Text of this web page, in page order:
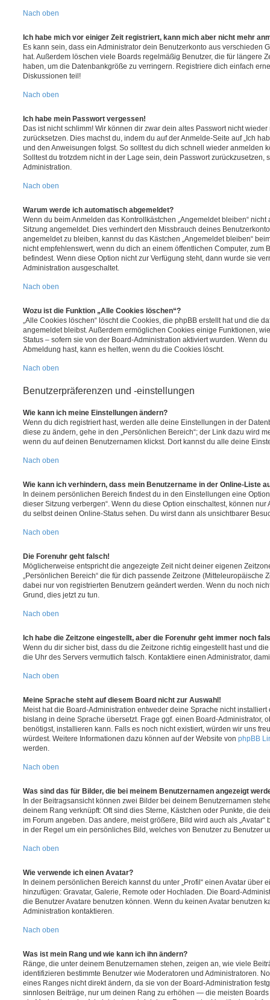
Nach oben
Ich habe mich vor einiger Zeit registriert, kann mich aber nicht mehr
Es kann sein, dass ein Administrator dein Benutzerkonto aus verschieden
hat. Außerdem löschen viele Boards regelmäßig Benutzer, die für längere
haben, um die Datenbankgröße zu verringern. Registriere dich einfach
Diskussionen teil!
Nach oben
Ich habe mein Passwort vergessen!
Das ist nicht schlimm! Wir können dir zwar dein altes Passwort nicht
zurücksetzen. Dies machst du, indem du auf der Anmelde-Seite auf „Ich
und den Anweisungen folgst. So solltest du dich schnell wieder anmelden
Solltest du trotzdem nicht in der Lage sein, dein Passwort zurückzusetzen,
Administration.
Nach oben
Warum werde ich automatisch abgemeldet?
Wenn du beim Anmelden das Kontrollkästchen „Angemeldet bleiben“
Sitzung angemeldet. Dies verhindert den Missbrauch deines
angemeldet zu bleiben, kannst du das Kästchen „Angemeldet bleiben“
nicht empfehlenswert, wenn du dich an einem öffentlichen Computer, zum
befindest. Wenn diese Option nicht zur Verfügung steht, dann wurde sie
Administration ausgeschaltet.
Nach oben
Wozu ist die Funktion „Alle Cookies löschen“?
„Alle Cookies löschen“ löscht die Cookies, die phpBB erstellt hat und die
angemeldet bleibst. Außerdem ermöglichen Cookies einige Funktionen,
Status – sofern sie von der Board-Administration aktiviert wurden. Wenn
Abmeldung hast, kann es helfen, wenn du die Cookies löscht.
Nach oben
Benutzerpräferenzen und -einstellungen
Wie kann ich meine Einstellungen ändern?
Wenn du dich registriert hast, werden alle deine Einstellungen in der
diese zu ändern, gehe in den „Persönlichen Bereich“; der Link dazu wird
wenn du auf deinen Benutzernamen klickst. Dort kannst du alle deine
Nach oben
Wie kann ich verhindern, dass mein Benutzername in der Online-Liste
In deinem persönlichen Bereich findest du in den Einstellungen eine
dieser Sitzung verbergen“. Wenn du diese Option einschaltest, können
du selbst deinen Online-Status sehen. Du wirst dann als unsichtbarer
Nach oben
Die Forenuhr geht falsch!
Möglicherweise entspricht die angezeigte Zeit nicht deiner eigenen
„Persönlichen Bereich“ die für dich passende Zeitzone (Mitteleuropäische
dabei nur von registrierten Benutzern geändert werden. Wenn du noch
Grund, dies jetzt zu tun.
Nach oben
Ich habe die Zeitzone eingestellt, aber die Forenuhr geht immer noch
Wenn du dir sicher bist, dass du die Zeitzone richtig eingestellt hast und
die Uhr des Servers vermutlich falsch. Kontaktiere einen Administrator,
Nach oben
Meine Sprache steht auf diesem Board nicht zur Auswahl!
Meist hat die Board-Administration entweder deine Sprache nicht
bislang in deine Sprache übersetzt. Frage ggf. einen Board-Administrator,
benötigst, installieren kann. Falls es noch nicht existiert, würden wir uns
würdest. Weitere Informationen dazu können auf der Website von phpBB
werden.
Nach oben
Was sind das für Bilder, die bei meinem Benutzernamen angezeigt
In der Beitragsansicht können zwei Bilder bei deinem Benutzernamen
deinem Rang verknüpft: Oft sind dies Sterne, Kästchen oder Punkte, die
im Forum angeben. Das andere, meist größere, Bild wird auch als
in der Regel um ein persönliches Bild, welches von Benutzer zu Benutzer
Nach oben
Wie verwende ich einen Avatar?
In deinem persönlichen Bereich kannst du unter „Profil“ einen Avatar über
hinzufügen: Gravatar, Galerie, Remote oder Hochladen. Die Board-
die Benutzer Avatare benutzen können. Wenn du keinen Avatar benutzen
Administration kontaktieren.
Nach oben
Was ist mein Rang und wie kann ich ihn ändern?
Ränge, die unter deinem Benutzernamen stehen, zeigen an, wie viele
identifizieren bestimmte Benutzer wie Moderatoren und Administratoren.
eines Ranges nicht direkt ändern, da sie von der Board-Administration
sinnlosen Beiträge, nur um deinen Rang zu erhöhen — die meisten